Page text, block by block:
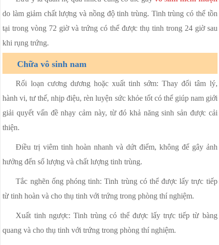
do làm giảm chất lượng và nồng độ tinh trùng. Tinh trùng có thể tồn
tại trong vòng 72 giờ và trứng có thể được thụ tinh trong 24 giờ sau
khi rụng trứng.
Chữa vô sinh nam
Rối loạn cương dương hoặc xuất tinh sớm: Thay đổi tâm lý,
hành vi, tư thế, nhịp điệu, rèn luyện sức khỏe tốt có thể giúp nam giới
giải quyết vấn đề nhạy cảm này, từ đó khả năng sinh sản được cải
thiện.
Điều trị viêm tinh hoàn nhanh và dứt điểm, không để gây ảnh
hưởng đến số lượng và chất lượng tinh trùng.
Tắc nghẽn ống phóng tinh: Tinh trùng có thể được lấy trực tiếp
từ tinh hoàn và cho thụ tinh với trứng trong phòng thí nghiệm.
Xuất tinh ngược: Tinh trùng có thể được lấy trực tiếp từ bàng
quang và cho thụ tinh với trứng trong phòng thí nghiệm.